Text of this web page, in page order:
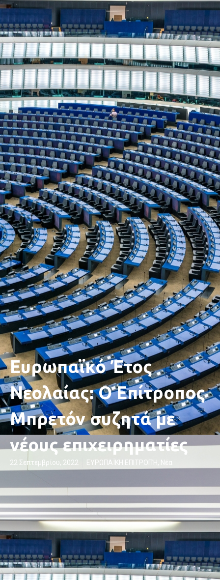
Ευρωπαϊκό Έτος
Νεολαίας: Ο Επίτροπος
Μπρετόν συζητά με
νέους επιχειρηματίες
22 Σεπτεμβρίου, 2022 ΕΥΡΩΠΑΪΚΗ ΕΠΙΤΡΟΠΉ , Νέα